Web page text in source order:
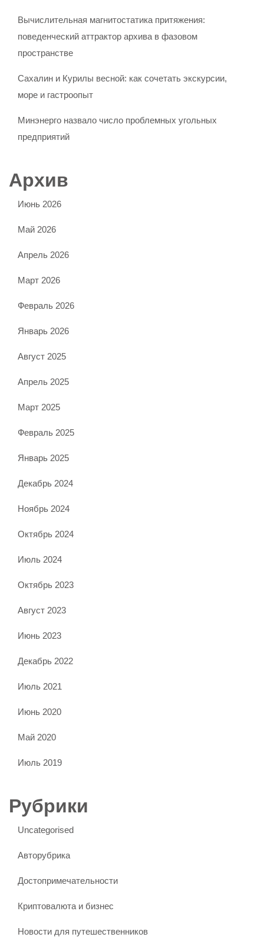
Вычислительная магнитостатика притяжения:
поведенческий аттрактор архива в фазовом
пространстве
Сахалин и Курилы весной: как сочетать экскурсии,
море и гастроопыт
Минэнерго назвало число проблемных угольных
предприятий
Архив
Июнь 2026
Май 2026
Апрель 2026
Март 2026
Февраль 2026
Январь 2026
Август 2025
Апрель 2025
Март 2025
Февраль 2025
Январь 2025
Декабрь 2024
Ноябрь 2024
Октябрь 2024
Июль 2024
Октябрь 2023
Август 2023
Июнь 2023
Декабрь 2022
Июль 2021
Июнь 2020
Май 2020
Июль 2019
Рубрики
Uncategorised
Авторубрика
Достопримечательности
Криптовалюта и бизнес
Новости для путешественников